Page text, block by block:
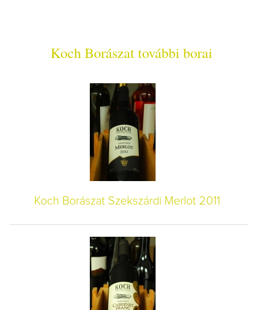
Koch Borászat további borai
Koch Borászat Szekszárdi Merlot 2011